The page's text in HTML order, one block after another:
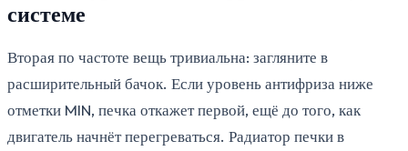
системе
Вторая по частоте вещь тривиальна: загляните в
расширительный бачок. Если уровень антифриза ниже
отметки MIN, печка откажет первой, ещё до того, как
двигатель начнёт перегреваться. Радиатор печки в